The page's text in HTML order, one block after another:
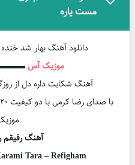
مست یاره
دانلود آهنگ بهار شد
موزیک آس▬▬▬
آهنگ شکایت داره دل از
آهنگ رفیقم
Tara – Refigham